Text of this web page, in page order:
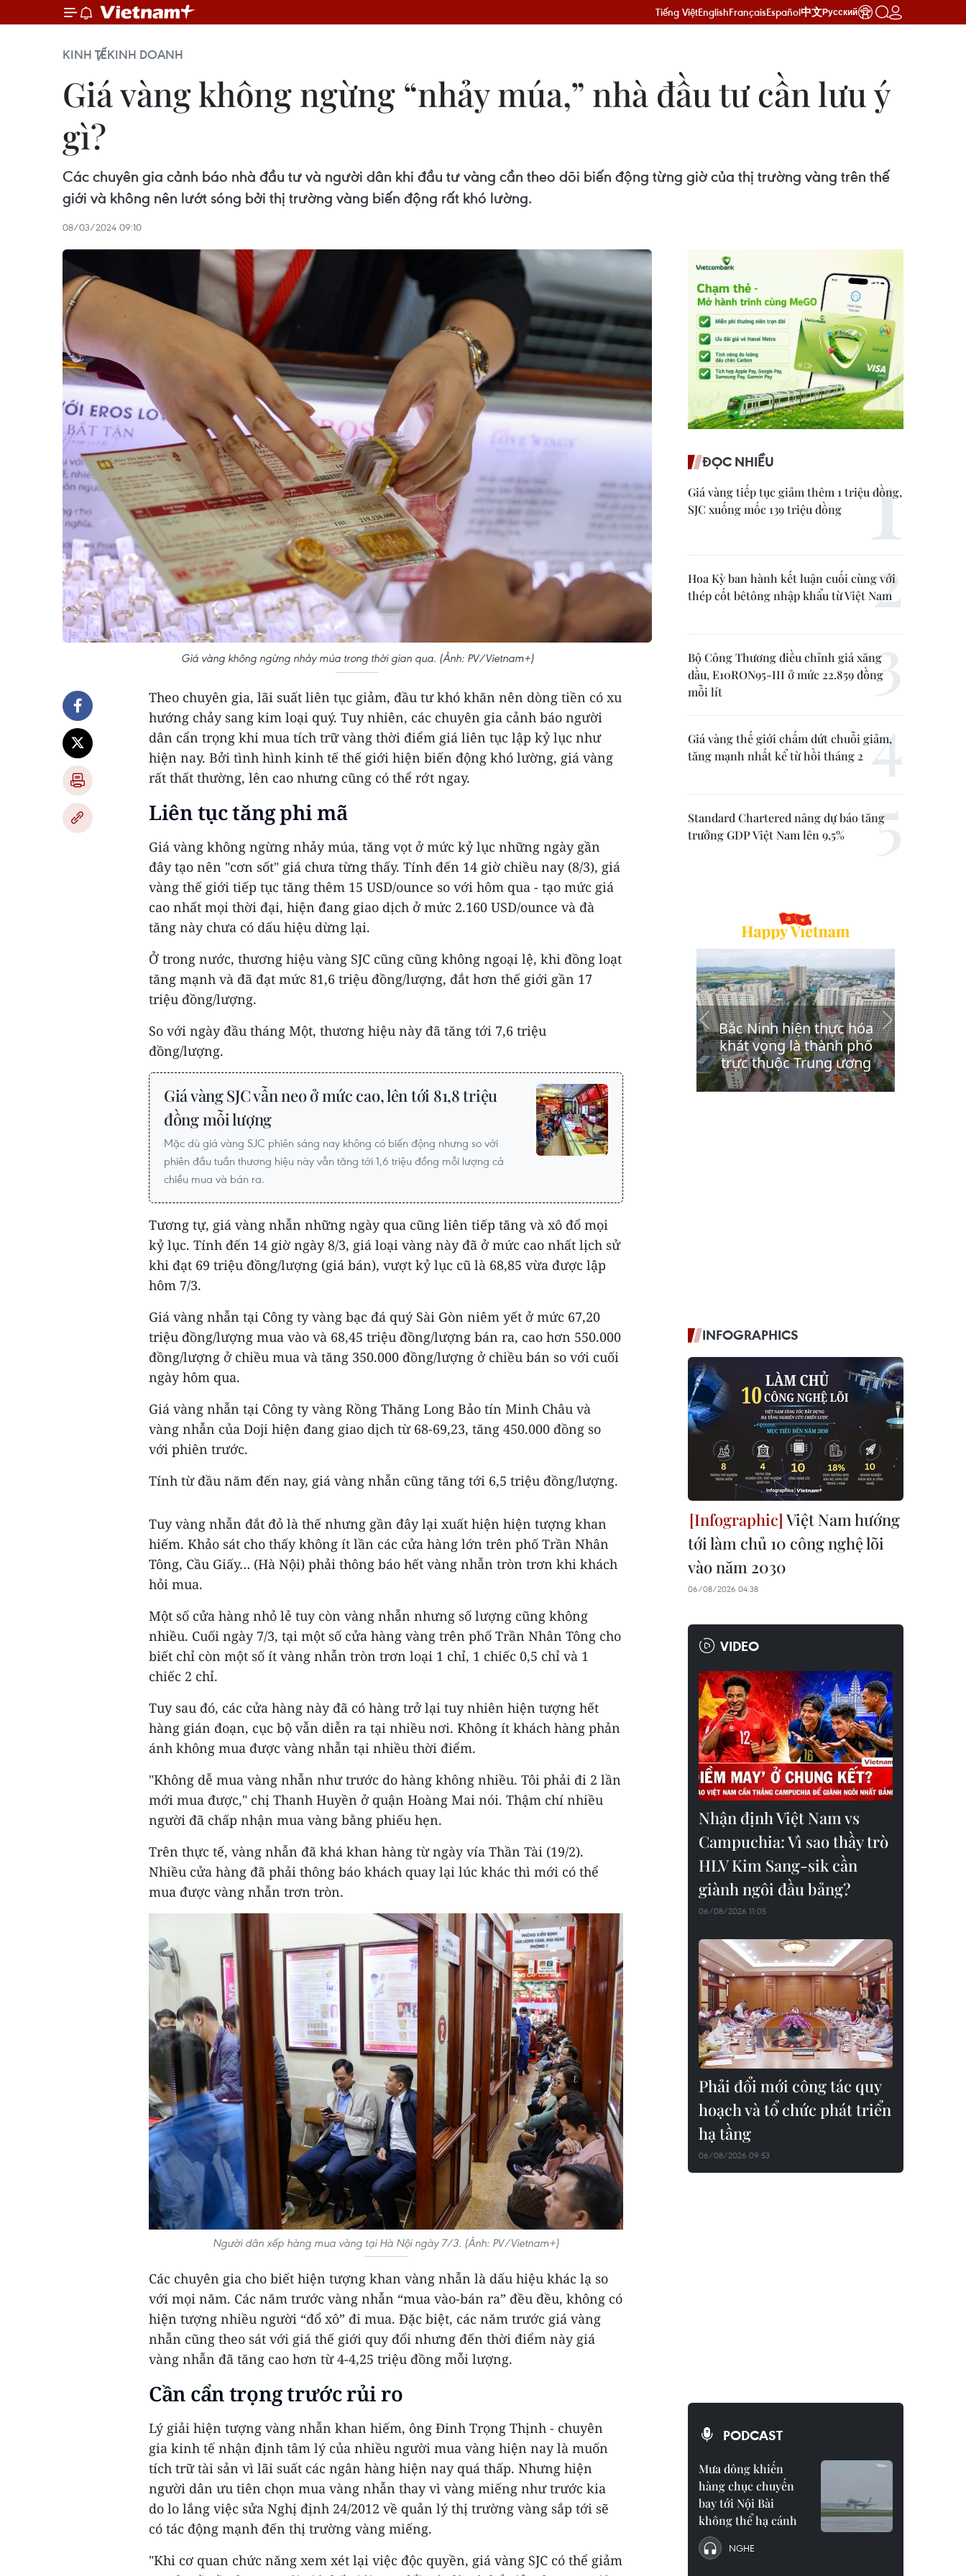
Tiếng ViệtEnglishFrançaisEspañol中文Русский
KINH TẾKINH DOANH
Giá vàng không ngừng “nhảy múa,” nhà đầu tư cần lưu ý
gì?
Các chuyên gia cảnh báo nhà đầu tư và người dân khi đầu tư vàng cần theo dõi biến động từng giờ của thị trường vàng trên thế
giới và không nên lướt sóng bởi thị trường vàng biến động rất khó lường.
08/03/2024 09:10
Giá vàng không ngừng nhảy múa trong thời gian qua. (Ảnh: PV/Vietnam+)
Theo chuyên gia, lãi suất liên tục giảm, đầu tư khó khăn nên dòng tiền có xu
hướng chảy sang kim loại quý. Tuy nhiên, các chuyên gia cảnh báo người
dân cẩn trọng khi mua tích trữ vàng thời điểm giá liên tục lập kỷ lục như
hiện nay. Bởi tình hình kinh tế thế giới hiện biến động khó lường, giá vàng
rất thất thường, lên cao nhưng cũng có thể rớt ngay.
Liên tục tăng phi mã
Giá vàng không ngừng nhảy múa, tăng vọt ở mức kỷ lục những ngày gần
đây tạo nên "cơn sốt" giá chưa từng thấy. Tính đến 14 giờ chiều nay (8/3), giá
vàng thế giới tiếp tục tăng thêm 15 USD/ounce so với hôm qua - tạo mức giá
cao nhất mọi thời đại, hiện đang giao dịch ở mức 2.160 USD/ounce và đà
tăng này chưa có dấu hiệu dừng lại.
Ở trong nước, thương hiệu vàng SJC cũng cũng không ngoại lệ, khi đồng loạt
tăng mạnh và đã đạt mức 81,6 triệu đồng/lượng, đắt hơn thế giới gần 17
triệu đồng/lượng.
So với ngày đầu tháng Một, thương hiệu này đã tăng tới 7,6 triệu
đồng/lượng.
Giá vàng SJC vẫn neo ở mức cao, lên tới 81,8 triệu
đồng mỗi lượng
Mặc dù giá vàng SJC phiên sáng nay không có biến động nhưng so với
phiên đầu tuần thương hiệu này vẫn tăng tới 1,6 triệu đồng mỗi lượng cả
chiều mua và bán ra.
Tương tự, giá vàng nhẫn những ngày qua cũng liên tiếp tăng và xô đổ mọi
kỷ lục. Tính đến 14 giờ ngày 8/3, giá loại vàng này đã ở mức cao nhất lịch sử
khi đạt 69 triệu đồng/lượng (giá bán), vượt kỷ lục cũ là 68,85 vừa được lập
hôm 7/3.
Giá vàng nhẫn tại Công ty vàng bạc đá quý Sài Gòn niêm yết ở mức 67,20
triệu đồng/lượng mua vào và 68,45 triệu đồng/lượng bán ra, cao hơn 550.000
đồng/lượng ở chiều mua và tăng 350.000 đồng/lượng ở chiều bán so với cuối
ngày hôm qua.
Giá vàng nhẫn tại Công ty vàng Rồng Thăng Long Bảo tín Minh Châu và
vàng nhẫn của Doji hiện đang giao dịch từ 68-69,23, tăng 450.000 đồng so
với phiên trước.
Tính từ đầu năm đến nay, giá vàng nhẫn cũng tăng tới 6,5 triệu đồng/lượng.
Tuy vàng nhẫn đắt đỏ là thế nhưng gần đây lại xuất hiện hiện tượng khan
hiếm. Khảo sát cho thấy không ít lần các cửa hàng lớn trên phố Trần Nhân
Tông, Cầu Giấy… (Hà Nội) phải thông báo hết vàng nhẫn tròn trơn khi khách
hỏi mua.
Một số cửa hàng nhỏ lẻ tuy còn vàng nhẫn nhưng số lượng cũng không
nhiều. Cuối ngày 7/3, tại một số cửa hàng vàng trên phố Trần Nhân Tông cho
biết chỉ còn một số ít vàng nhẫn tròn trơn loại 1 chỉ, 1 chiếc 0,5 chỉ và 1
chiếc 2 chỉ.
Tuy sau đó, các cửa hàng này đã có hàng trở lại tuy nhiên hiện tượng hết
hàng gián đoạn, cục bộ vẫn diễn ra tại nhiều nơi. Không ít khách hàng phản
ánh không mua được vàng nhẫn tại nhiều thời điểm.
"Không dễ mua vàng nhẫn như trước do hàng không nhiều. Tôi phải đi 2 lần
mới mua được," chị Thanh Huyền ở quận Hoàng Mai nói. Thậm chí nhiều
người đã chấp nhận mua vàng bằng phiếu hẹn.
Trên thực tế, vàng nhẫn đã khá khan hàng từ ngày vía Thần Tài (19/2).
Nhiều cửa hàng đã phải thông báo khách quay lại lúc khác thì mới có thể
mua được vàng nhẫn trơn tròn.
Người dân xếp hàng mua vàng tại Hà Nội ngày 7/3. (Ảnh: PV/Vietnam+)
Các chuyên gia cho biết hiện tượng khan vàng nhẫn là dấu hiệu khác lạ so
với mọi năm. Các năm trước vàng nhẫn “mua vào-bán ra” đều đều, không có
hiện tượng nhiều người “đổ xô” đi mua. Đặc biệt, các năm trước giá vàng
nhẫn cũng theo sát với giá thế giới quy đổi nhưng đến thời điểm này giá
vàng nhẫn đã tăng cao hơn từ 4-4,25 triệu đồng mỗi lượng.
Cần cẩn trọng trước rủi ro
Lý giải hiện tượng vàng nhẫn khan hiếm, ông Đinh Trọng Thịnh - chuyên
gia kinh tế nhận định tâm lý của nhiều người mua vàng hiện nay là muốn
tích trữ tài sản vì lãi suất các ngân hàng hiện nay quá thấp. Nhưng hiện
người dân ưu tiên chọn mua vàng nhẫn thay vì vàng miếng như trước kia
do lo lắng việc sửa Nghị định 24/2012 về quản lý thị trường vàng sắp tới sẽ
có tác động mạnh đến thị trường vàng miếng.
"Khi cơ quan chức năng xem xét lại việc độc quyền, giá vàng SJC có thể giảm
ĐỌC NHIỀU
Giá vàng tiếp tục giảm thêm 1 triệu đồng,
SJC xuống mốc 139 triệu đồng
Hoa Kỳ ban hành kết luận cuối cùng với
thép cốt bêtông nhập khẩu từ Việt Nam
Bộ Công Thương điều chỉnh giá xăng
dầu, E10RON95-III ở mức 22.859 đồng
mỗi lít
Giá vàng thế giới chấm dứt chuỗi giảm,
tăng mạnh nhất kể từ hồi tháng 2
Standard Chartered nâng dự báo tăng
trưởng GDP Việt Nam lên 9,5%
INFOGRAPHICS
Việt Nam hướng
tới làm chủ 10 công nghệ lõi
vào năm 2030
06/08/2026 04:38
VIDEO
Nhận định Việt Nam vs
Campuchia: Vì sao thầy trò
HLV Kim Sang-sik cần
giành ngôi đầu bảng?
06/08/2026 11:05
Phải đổi mới công tác quy
hoạch và tổ chức phát triển
hạ tầng
06/08/2026 09:53
PODCAST
Mưa dông khiến
hàng chục chuyến
bay tới Nội Bài
không thể hạ cánh
NGHE